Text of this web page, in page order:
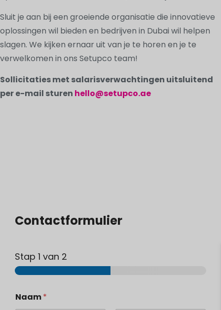
Sluit je aan bij een groeiende organisatie die innovatieve
oplossingen wil bieden en bedrijven in Dubai wil helpen
slagen. We kijken ernaar uit van je te horen en je te
verwelkomen in ons Setupco team!
Sollicitaties met salarisverwachtingen uitsluitend
per e-mail sturen hello@setupco.ae
Contactformulier
Stap 1 van 2
Naam*